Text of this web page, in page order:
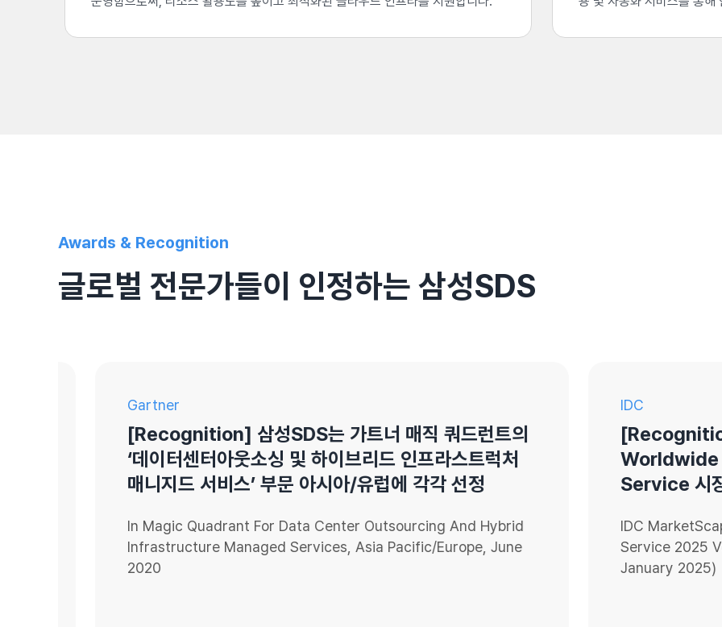
Awards & Recognition
글로벌 전문가들이 인정하는 삼성SDS
Gartner
[Recognition] 삼성SDS는 가트너 매직 쿼드런트의
‘데이터센터아웃소싱 및 하이브리드 인프라스트럭처
매니지드 서비스’ 부문 아시아/유럽에 각각 선정
In Magic Quadrant For Data Center Outsourcing And Hybrid
Infrastructure Managed Services, Asia Pacific/Europe, June
[Recognition]
Worldwide
Service 시장
IDC MarketScape:
Service 2025
January 2025)